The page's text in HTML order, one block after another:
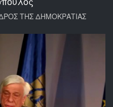
ΤΗΣ ΔΗΜΟΚΡΑΤΙΑΣ